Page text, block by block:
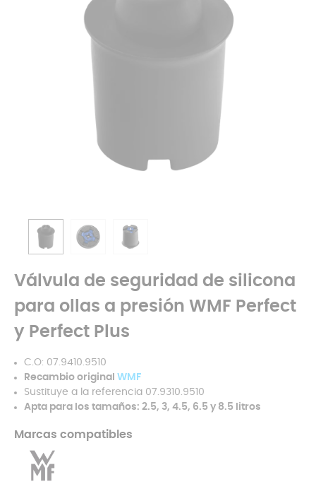
Válvula de seguridad de silicona
para ollas a presión WMF Perfect
y Perfect Plus
C.O: 07.9410.9510
Recambio original WMF
Sustituye a la referencia 07.9310.9510
Apta para los tamaños: 2.5, 3, 4.5, 6.5 y 8.5 litros
Marcas compatibles